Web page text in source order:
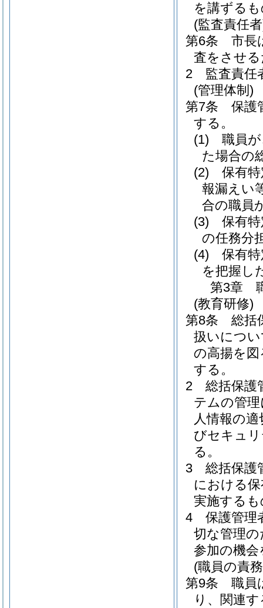
を講ずる
(監査責任
第6条
市長
査をさせ
2
監査責任
(管理体制)
第7条
保護
する。
(1)
職員
た場合の
(2)
保有
報漏えい
合の職員
(3)
保有
の任務分
(4)
保有
を把握し
第3章
(教育研修)
第8条
総括
扱いにつ
の高揚を
する。
2
総括保護
テムの管
人情報の
びセキュ
る。
3
総括保護
における
実施する
4
保護管理
切な管理
参加の機
(職員の責
第9条
職員
り、関連